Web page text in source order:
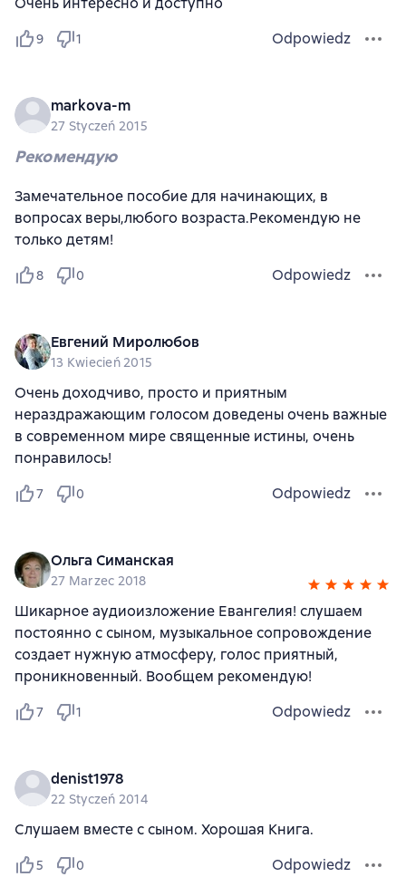
9 1 Odpowiedz
markova-m
27 Styczeń 2015
Рекомендую
Замечательное пособие для начинающих, в
вопросах веры,любого возраста.Рекомендую не
только детям!
8 0 Odpowiedz
Евгений Миролюбов
13 Kwiecień 2015
Очень доходчиво, просто и приятным
нераздражающим голосом доведены очень важные
в современном мире священные истины, очень
понравилось!
7 0 Odpowiedz
Ольга Симанская
27 Marzec 2018
Шикарное аудиоизложение Евангелия! слушаем
постоянно с сыном, музыкальное сопровождение
создает нужную атмосферу, голос приятный,
проникновенный. Вообщем рекомендую!
7 1 Odpowiedz
denist1978
22 Styczeń 2014
Слушаем вместе с сыном. Хорошая Книга.
5 0 Odpowiedz